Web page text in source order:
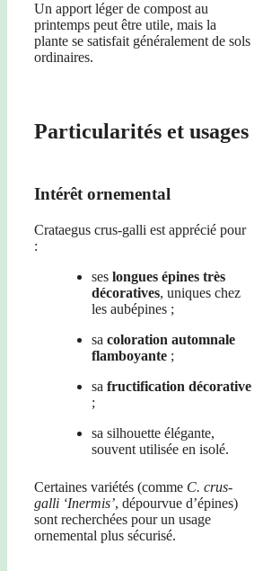
Un apport léger de compost au
printemps peut être utile, mais la
plante se satisfait généralement de sols
ordinaires.
Particularités et usages
Intérêt ornemental
Crataegus crus-galli est apprécié pour
:
ses longues épines très
décoratives, uniques chez
les aubépines ;
sa coloration automnale
flamboyante ;
sa fructification décorative
;
sa silhouette élégante,
souvent utilisée en isolé.
Certaines variétés (comme C. crus-
galli ‘Inermis’, dépourvue d’épines)
sont recherchées pour un usage
ornemental plus sécurisé.